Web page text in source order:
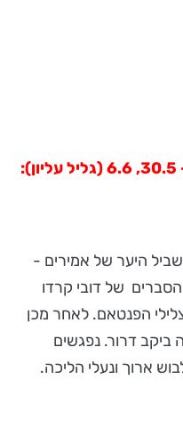
היער של אמירים -
של דובי קרדו
הפנטאם. לאחר מכן
ביקב דרור. נפגשים
ארוך ונעלי הליכה.